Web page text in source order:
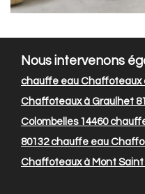
Nous intervenons
chauffe eau Chaffoteaux
Chaffoteaux à Graulhet
Colombelles 14460
80132chauffe eau
Chaffoteaux à Mont Saint